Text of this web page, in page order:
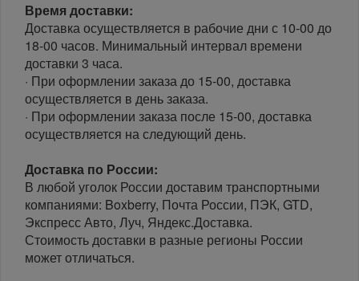
Время доставки:
Доставка осуществляется в рабочие дни с 10-00 до
18-00 часов. Минимальный интервал времени
доставки 3 часа.
· При оформлении заказа до 15-00, доставка
осуществляется в день заказа.
· При оформлении заказа после 15-00, доставка
осуществляется на следующий день.
Доставка по России:
В любой уголок России доставим транспортными
компаниями: Boxberry, Почта России, ПЭК, GTD,
Экспресс Авто, Луч, Яндекс.Доставка.
Стоимость доставки в разные регионы России
может отличаться.